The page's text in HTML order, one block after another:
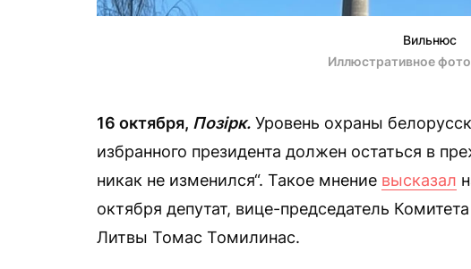
Вильнюс
Иллюстративное
16 октября, Позірк. Уровень охраны
избранного президента должен остаться в
никак не изменился“. Такое мнение высказал
октября депутат, вице-председатель
Литвы Томас Томилинас.